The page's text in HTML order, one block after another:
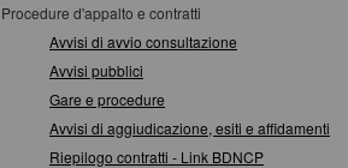
Procedure d'appalto e contratti
Avvisi di avvio consultazione
Avvisi pubblici
Gare e procedure
Avvisi di aggiudicazione, esiti e affidamenti
Riepilogo contratti - Link BDNCP